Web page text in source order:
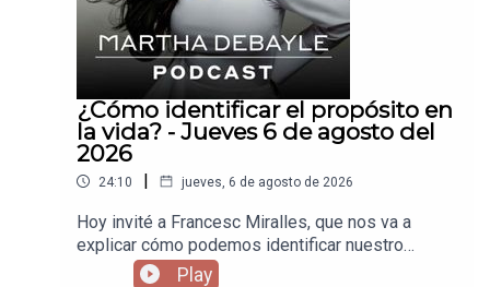
¿Cómo identificar el propósito en
la vida? - Jueves 6 de agosto del
2026
24:10 | jueves, 6 de agosto de 2026
Hoy invité a Francesc Miralles, que nos va a
explicar cómo podemos identificar nuestro
propósito en la vida a través del Ikigai.
Play